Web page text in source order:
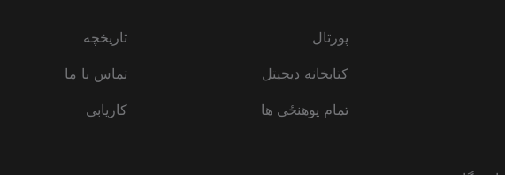
پورتال
کتابخانه دیجیتل
تمام پوهنځی ها
تاریخچه
تماس با ما
کاریابی